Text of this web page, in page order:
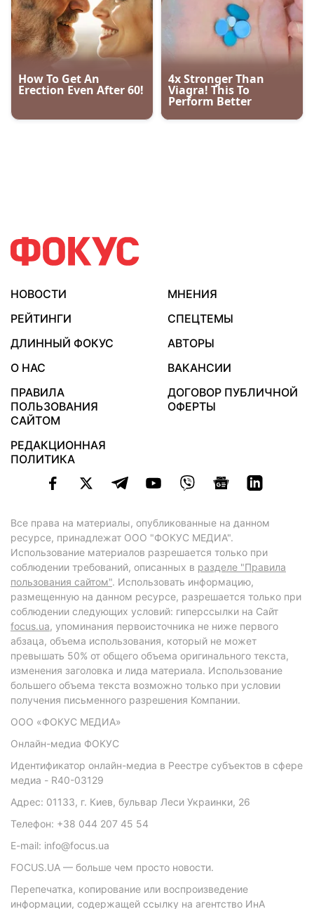
НОВОСТИ
МНЕНИЯ
РЕЙТИНГИ
СПЕЦТЕМЫ
ДЛИННЫЙ ФОКУС
АВТОРЫ
О НАС
ВАКАНСИИ
ПРАВИЛА
ПОЛЬЗОВАНИЯ
САЙТОМ
ДОГОВОР ПУБЛИЧНОЙ
ОФЕРТЫ
РЕДАКЦИОННАЯ
ПОЛИТИКА
Все права на материалы, опубликованные на данном
ресурсе, принадлежат ООО "ФОКУС МЕДИА".
Использование материалов разрешается только при
соблюдении требований, описанных в разделе "Правила
пользования сайтом". Использовать информацию,
размещенную на данном ресурсе, разрешается только при
соблюдении следующих условий: гиперссылки на Сайт
focus.ua, упоминания первоисточника не ниже первого
абзаца, объема использования, который не может
превышать 50% от общего объема оригинального текста,
изменения заголовка и лида материала. Использование
большего объема текста возможно только при условии
получения письменного разрешения Компании.
ООО «ФОКУС МЕДИА»
Онлайн-медиа ФОКУС
Идентификатор онлайн-медиа в Реестре субъектов в сфере
медиа - R40-03129
Адрес: 01133, г. Киев, бульвар Леси Украинки, 26
Телефон: +38 044 207 45 54
E-mail: info@focus.ua
FOCUS.UA — больше чем просто новости.
Перепечатка, копирование или воспроизведение
информации, содержащей ссылку на агентство ИнА